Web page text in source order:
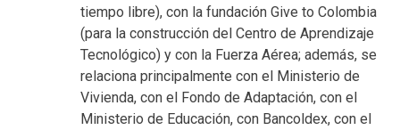
tiempo libre), con la fundación Give to Colombia
(para la construcción del Centro de Aprendizaje
Tecnológico) y con la Fuerza Aérea; además, se
relaciona principalmente con el Ministerio de
Vivienda, con el Fondo de Adaptación, con el
Ministerio de Educación, con Bancoldex, con el